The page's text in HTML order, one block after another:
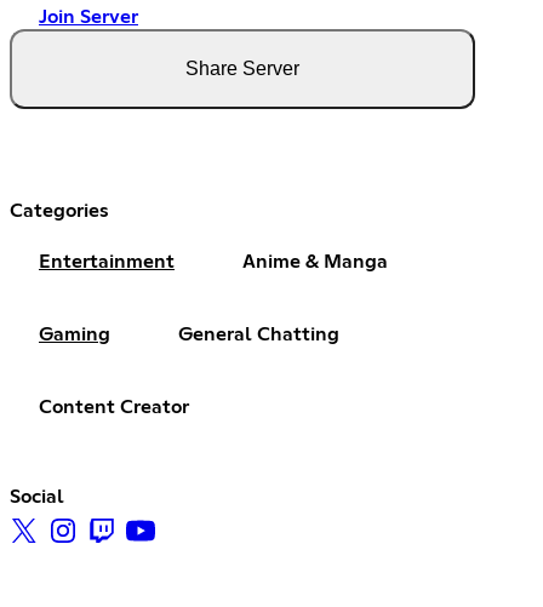
Join Server
Share Server
Categories
Entertainment Anime & Manga
Gaming General Chatting
Content Creator
Social